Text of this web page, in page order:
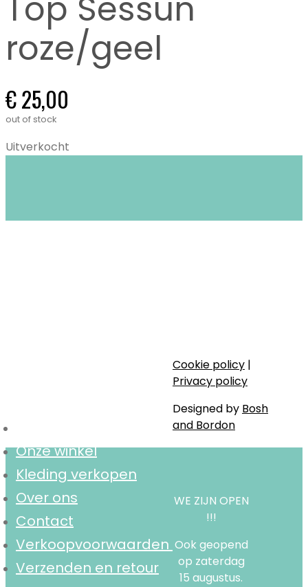
Top Sessun
roze/geel
€25,00
out of stock
Uitverkocht
Onze winkel
Kleding verkopen
Over ons
Contact
Verkoopvoorwaarden
Verzenden en retour
Cookie policy |
Privacy policy
Designed by Bosh
and Bordon
WE ZIJN OPEN
!!!
Ook geopend
op zaterdag
15 augustus.